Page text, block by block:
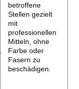
betroffene
Stellen gezielt
mit
professionellen
Mitteln, ohne
Farbe oder
Fasern zu
beschädigen.